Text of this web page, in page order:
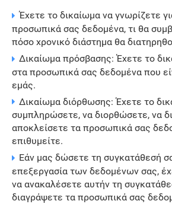
Έχετε το δικαίωμα να γνωρίζετε
προσωπικά σας δεδομένα, τι θα
πόσο χρονικό διάστημα θα
Δικαίωμα πρόσβασης: Έχετε το
στα προσωπικά σας δεδομένα που
εμάς.
Δικαίωμα διόρθωσης: Έχετε το
συμπληρώσετε, να διορθώσετε, να
αποκλείσετε τα προσωπικά σας
επιθυμείτε.
Εάν μας δώσετε τη συγκατάθεσή
επεξεργασία των δεδομένων σας,
να ανακαλέσετε αυτήν τη
διαγράψετε τα προσωπικά σας